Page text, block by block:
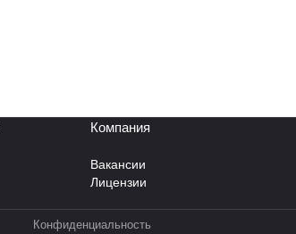
Компания
Вакансии
Лицензии
Конфиденциальность